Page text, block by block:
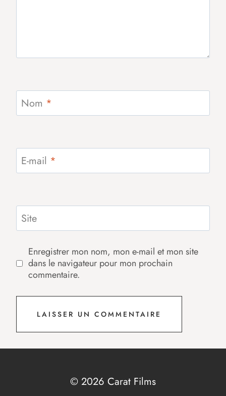
Nom *
E-mail *
Site
Enregistrer mon nom, mon e-mail et mon site
dans le navigateur pour mon prochain
commentaire.
© 2026 Carat Films